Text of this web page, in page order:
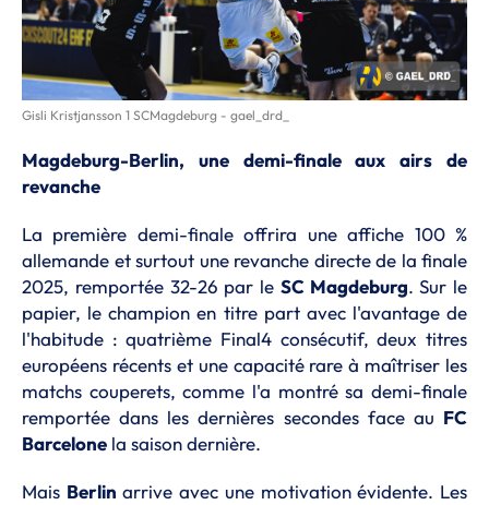
Gisli Kristjansson 1 SCMagdeburg - gael_drd_
Magdeburg-Berlin, une demi-finale aux airs de
revanche
La première demi-finale offrira une affiche 100 %
allemande et surtout une revanche directe de la finale
2025, remportée 32-26 par le SC Magdeburg. Sur le
papier, le champion en titre part avec l'avantage de
l'habitude : quatrième Final4 consécutif, deux titres
européens récents et une capacité rare à maîtriser les
matchs couperets, comme l'a montré sa demi-finale
remportée dans les dernières secondes face au FC
Barcelone la saison dernière.
Mais Berlin arrive avec une motivation évidente. Les